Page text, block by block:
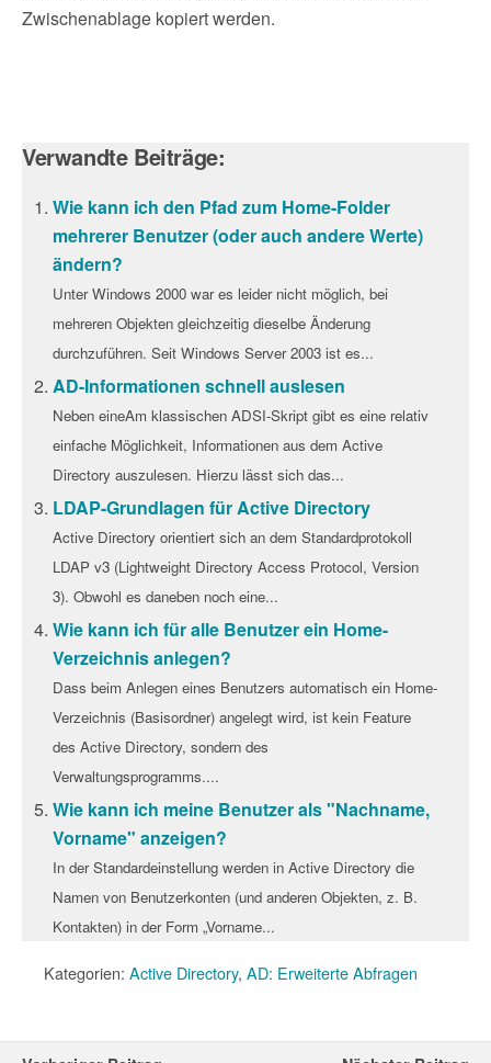
Zwischenablage kopiert werden.
Verwandte Beiträge:
Wie kann ich den Pfad zum Home-Folder
mehrerer Benutzer (oder auch andere Werte)
ändern?
Unter Windows 2000 war es leider nicht möglich, bei
mehreren Objekten gleichzeitig dieselbe Änderung
durchzuführen. Seit Windows Server 2003 ist es...
AD-Informationen schnell auslesen
Neben eineAm klassischen ADSI-Skript gibt es eine relativ
einfache Möglichkeit, Informationen aus dem Active
Directory auszulesen. Hierzu lässt sich das...
LDAP-Grundlagen für Active Directory
Active Directory orientiert sich an dem Standardprotokoll
LDAP v3 (Lightweight Directory Access Protocol, Version
3). Obwohl es daneben noch eine...
Wie kann ich für alle Benutzer ein Home-
Verzeichnis anlegen?
Dass beim Anlegen eines Benutzers automatisch ein Home-
Verzeichnis (Basisordner) angelegt wird, ist kein Feature
des Active Directory, sondern des
Verwaltungsprogramms....
Wie kann ich meine Benutzer als "Nachname,
Vorname" anzeigen?
In der Standardeinstellung werden in Active Directory die
Namen von Benutzerkonten (und anderen Objekten, z. B.
Kontakten) in der Form „Vorname...
Kategorien: Active Directory, AD: Erweiterte Abfragen